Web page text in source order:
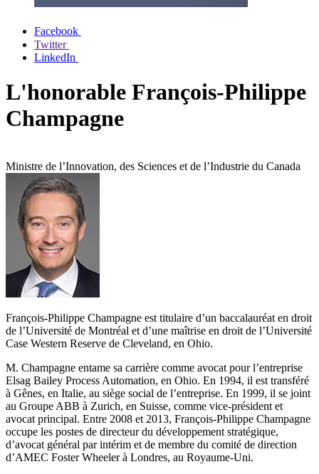
Facebook
Twitter
LinkedIn
L'honorable François-Philippe
Champagne
Ministre de l’Innovation, des Sciences et de l’Industrie du Canada
François-Philippe Champagne est titulaire d’un baccalauréat en droit
de l’Université de Montréal et d’une maîtrise en droit de l’Université
Case Western Reserve de Cleveland, en Ohio.
M. Champagne entame sa carrière comme avocat pour l’entreprise
Elsag Bailey Process Automation, en Ohio. En 1994, il est transféré
à Gênes, en Italie, au siège social de l’entreprise. En 1999, il se joint
au Groupe ABB à Zurich, en Suisse, comme vice-président et
avocat principal. Entre 2008 et 2013, François-Philippe Champagne
occupe les postes de directeur du développement stratégique,
d’avocat général par intérim et de membre du comité de direction
d’AMEC Foster Wheeler à Londres, au Royaume-Uni.